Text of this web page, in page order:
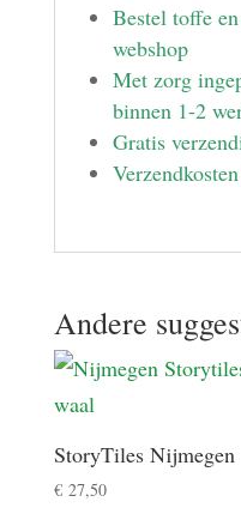
Bestel toffe
webshop
Met zorg
binnen 1-2
Gratis
Andere
StoryTiles Nijmegen
€27,50